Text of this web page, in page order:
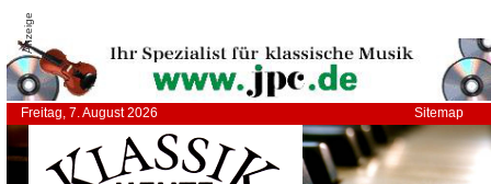
Anzeige
Freitag, 7. August 2026 Sitemap